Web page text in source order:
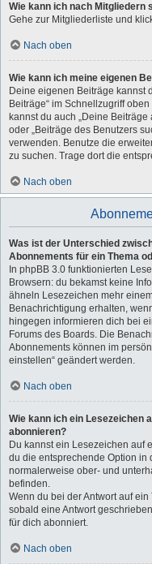
Wie kann ich nach Mitgliedern
Gehe zur Mitgliederliste und
Nach oben
Wie kann ich meine eigenen
Deine eigenen Beiträge kannst
Beiträge“ im Schnellzugriff
kannst du auch „Deine
oder „Beiträge des Benutzers
verwenden. Benutze die
zu suchen. Trage dort die
Nach oben
Was ist der Unterschied
Abonnements für ein Thema
In phpBB 3.0 funktionierten
Browsern: du bekamst keine
ähneln Lesezeichen mehr
Benachrichtigung erhalten,
hingegen informieren dich bei
Forums des Boards. Die
Abonnements können im
einstellen“ geändert werden.
Nach oben
Wie kann ich ein Lesezeichen
abonnieren?
Du kannst ein Lesezeichen auf
du die entsprechende Option in
normalerweise ober- und
befinden.
Wenn du bei der Antwort auf
sobald eine Antwort
für dich abonniert.
Nach oben